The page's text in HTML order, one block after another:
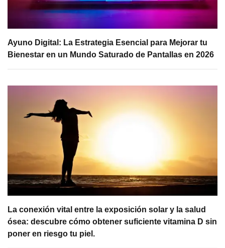
Ayuno Digital: La Estrategia Esencial para Mejorar tu
Bienestar en un Mundo Saturado de Pantallas en 2026
La conexión vital entre la exposición solar y la salud
ósea: descubre cómo obtener suficiente vitamina D sin
poner en riesgo tu piel.